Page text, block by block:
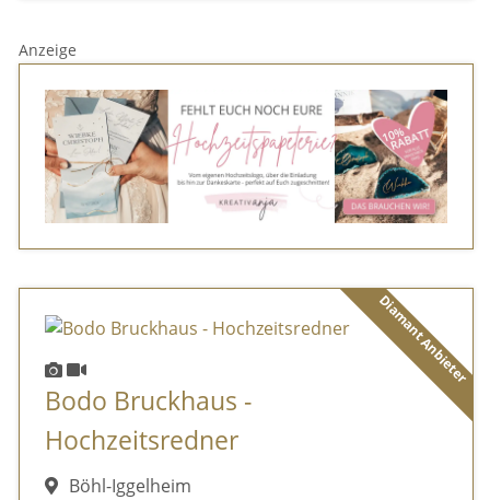
Anzeige
Diamant Anbieter
Bodo Bruckhaus -
Hochzeitsredner
Böhl-Iggelheim